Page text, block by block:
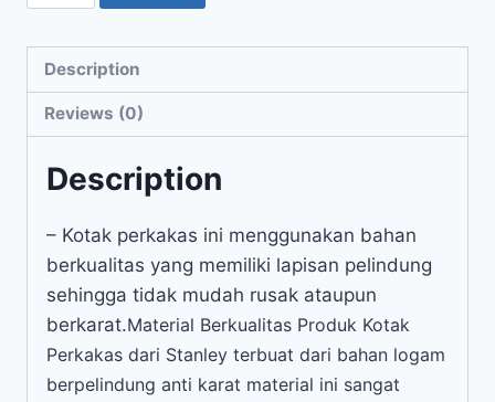
Description
Reviews (0)
Description
– Kotak perkakas ini menggunakan bahan
berkualitas yang memiliki lapisan pelindung
sehingga tidak mudah rusak ataupun
berkarat.Material Berkualitas Produk Kotak
Perkakas dari Stanley terbuat dari bahan logam
berpelindung anti karat material ini sangat